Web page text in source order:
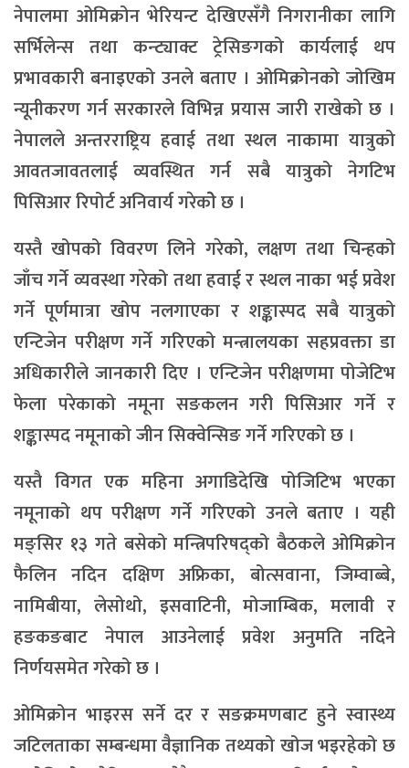
नेपालमा ओमिक्रोन भेरियन्ट देखिएसँगै निगरानीका लागि
सर्भिलेन्स तथा कन्ट्याक्ट ट्रेसिङगको कार्यलाई थप
प्रभावकारी बनाइएको उनले बताए । ओमिक्रोनको जोखिम
न्यूनीकरण गर्न सरकारले विभिन्न प्रयास जारी राखेको छ ।
नेपालले अन्तरराष्ट्रिय हवाई तथा स्थल नाकामा यात्रुको
आवतजावतलाई व्यवस्थित गर्न सबै यात्रुको नेगटिभ
पिसिआर रिपोर्ट अनिवार्य गरेकोे छ ।
यस्तै खोपको विवरण लिने गरेको, लक्षण तथा चिन्हको
जाँच गर्ने व्यवस्था गरेको तथा हवाई र स्थल नाका भई प्रवेश
गर्ने पूर्णमात्रा खोप नलगाएका र शङ्कास्पद सबै यात्रुको
एन्टिजेन परीक्षण गर्ने गरिएको मन्त्रालयका सहप्रवक्ता डा
अधिकारीले जानकारी दिए । एन्टिजेन परीक्षणमा पोजेटिभ
फेला परेकाको नमूना सङकलन गरी पिसिआर गर्ने र
शङ्कास्पद नमूनाको जीन सिक्वेन्सिङ गर्ने गरिएको छ ।
यस्तै विगत एक महिना अगाडिदेखि पोजिटिभ भएका
नमूनाको थप परीक्षण गर्ने गरिएको उनले बताए । यही
मङ्सिर १३ गते बसेको मन्त्रिपरिषद्को बैठकले ओमिक्रोन
फैलिन नदिन दक्षिण अफ्रिका, बोत्सवाना, जिम्वाब्बे,
नामिबीया, लेसोथो, इसवाटिनी, मोजाम्बिक, मलावी र
हङकङबाट नेपाल आउनेलाई प्रवेश अनुमति नदिने
निर्णयसमेत गरेको छ ।
ओमिक्रोन भाइरस सर्ने दर र सङक्रमणबाट हुने स्वास्थ्य
जटिलताका सम्बन्धमा वैज्ञानिक तथ्यको खोज भइरहेको छ